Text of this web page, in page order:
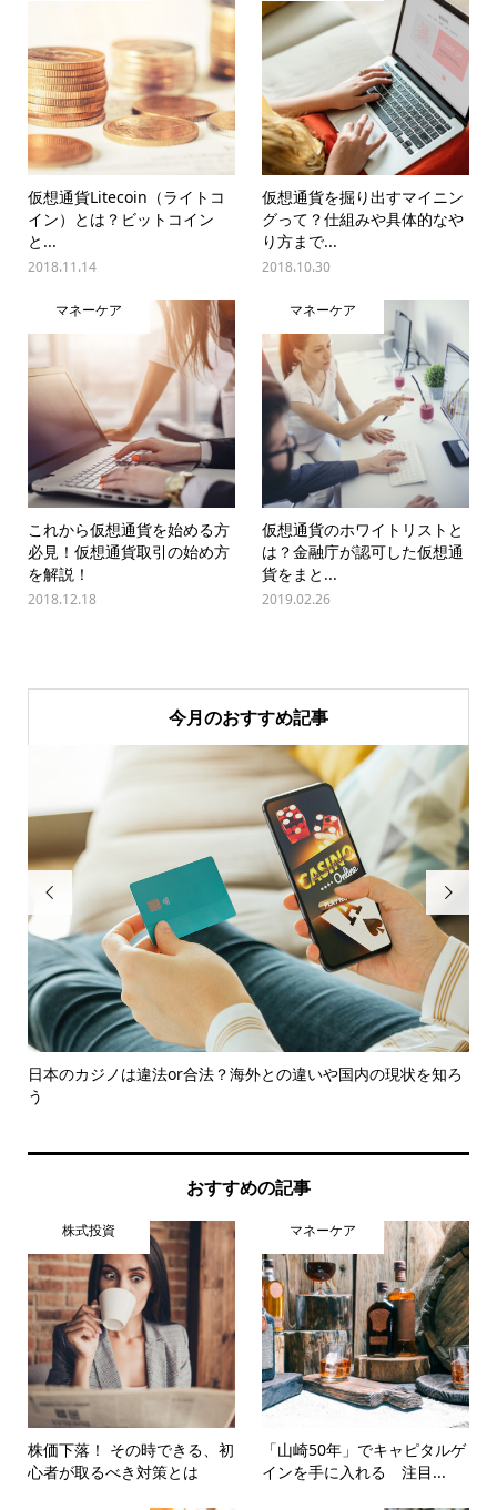
仮想通貨Litecoin（ライトコ
イン）とは？ビットコイン
と...
2018.11.14
仮想通貨を掘り出すマイニン
グって？仕組みや具体的なや
り方まで...
2018.10.30
マネーケア
これから仮想通貨を始める方
必見！仮想通貨取引の始め方
を解説！
2018.12.18
マネーケア
仮想通貨のホワイトリストと
は？金融庁が認可した仮想通
貨をまと...
2019.02.26
今月のおすすめ記事

日本のカジノは違法or合法？海外との違いや国内の現状を知ろ
う

おすすめの記事
株式投資
株価下落！ その時できる、初
心者が取るべき対策とは
マネーケア
「山崎50年」でキャピタルゲ
インを手に入れる 注目...